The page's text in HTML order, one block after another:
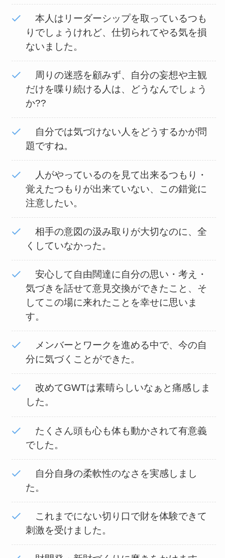
本人はリーダーシップを取っているつも
りでしょうけれど、仕切られてやる気を損
ないました。
周りの迷惑を顧みず、自分の妄想や主観
だけを喋り続ける人は、どうなんでしょう
か??
自分では気づけない人をどうするかが問
題ですね。
人がやっているのを見て出来るつもり・
覚えたつもりが出来ていない、この錯覚に
注意したい。
相手の意図の汲み取りが大切なのに、全
くしていなかった。
安心して自由闊達に自分の思い・考え・
気づきを話せて意見交換ができたこと、そ
してこの場に来れたことを幸せに思いま
す。
メンバーとワークを進める中で、今の自
分に気づくことができた。
改めてGWTは素晴らしいなぁと痛感しま
した。
たくさん頭も心も体も動かされて有意義
でした。
自分自身の柔軟性のなさを実感しまし
た。
これまでにない切り口で財を体験できて
刺激を受けました。